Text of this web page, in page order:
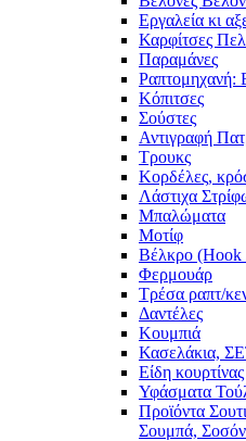
Εργαλεία κι
Καρφίτσες
Παραμάνες
Ραπτομηχανή:
Κόπιτσες
Σούστες
Αντιγραφή
Τρουκς
Κορδέλες,
Λάστιχα
Μπαλώματα
Mοτίφ
Βέλκρο (Hook
Φερμουάρ
Τρέσα ραπτ/
Δαντέλες
Κουμπιά
Κασελάκια,
Είδη κουρτίνας
Υφάσματα
Προϊόντα
Σουμπά,